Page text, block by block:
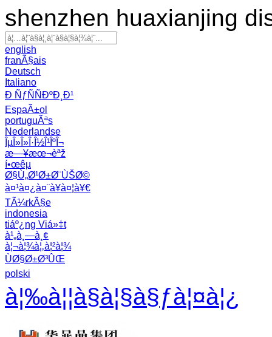
shenzhen huaxianjing
english
franÃ§ais
Deutsch
Italiano
Ð ÑƒÑÑÐºÐ¸Ð¹
EspaÃ±ol
portuguÃªs
Nederlandse
ÎµÎ»Î»Î·Î½Î¹ÎºÎ¬
æ—¥æœ¬èªž
í•œêµ­
Ø§Ù„Ø¹Ø±Ø¨ÙŠØ©
à¤¹à¤¿à¤¨à¥à¤¦à¥€
TÃ¼rkÃ§e
indonesia
tiáº¿ng Viá»‡t
à¹„à¸—à¸¢
à¦¬à¦¾à¦‚à¦²à¦¾
ÙØ§Ø±Ø³ÛŒ
polski
à¦‰à¦¦à§à¦§à§ƒà¦¤à¦¿